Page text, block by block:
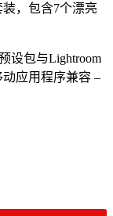
，包含7个漂亮
设包与Lightroom
动应用程序兼容 –